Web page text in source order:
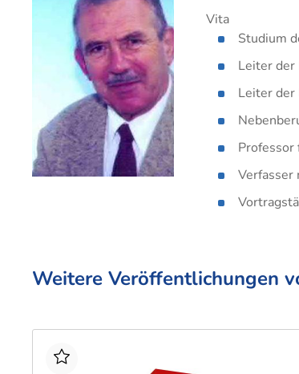
Groß- und
Außenhandelsmanagement
Industriekaufleute
Lagerlogistik
Medizinische Fachangestellte
Rechtsanwalts- und
Notarfachangestellte
Steuerfachangestellte
Fachangestellte
Betriebswirt IHK
Technischer Betriebswirt
Bilanzbuchhalter
Vita
Studium
Leiter der
Leiter
Verfasser
Weitere Veröffentlichungen